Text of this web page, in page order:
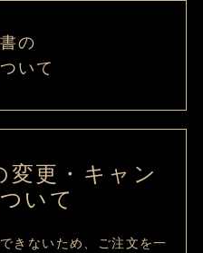
の
いて
変更・キャン
いて
きないため、ご注文を一